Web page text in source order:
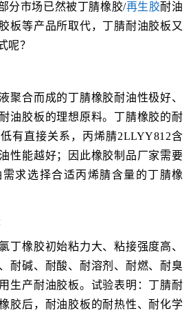
分市场已然被丁腈橡胶/再生胶耐油
板等产品所取代，丁腈耐油胶板又
呢？
聚合而成的丁腈橡胶耐油性极好、
油胶板的理想原料。丁腈橡胶的耐
有直接关系，丙烯腈2LLYY812含
性能越好；因此橡胶制品厂家需要
求选择合适丙烯腈含量的丁腈橡
丁橡胶初始粘力大、粘接强度高、
耐碱、耐酸、耐溶剂、耐燃、耐臭
生产耐油胶板。试验表明：丁腈耐
胶后，耐油胶板的耐热性、耐化学